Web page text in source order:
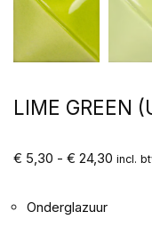
LIME GREEN
€ 5,30 - € 24,30 incl.
Onderglazuur